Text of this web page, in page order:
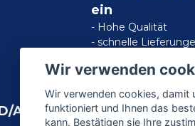
AMERICAN
ein
- Hohe Qualität
- schnelle
Wir verwenden
Wir verwenden cookies, damit
funktioniert und Ihnen das
kann. Bestätigen sie Ihre